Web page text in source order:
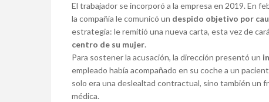
El trabajador se incorporó a la empresa en 2019. En
la compañía le comunicó un despido objetivo por
estrategia: le remitió una nueva carta, esta vez de
centro de su mujer.
Para sostener la acusación, la dirección presentó un
empleado había acompañado en su coche a un
solo era una deslealtad contractual, sino también un
médica.